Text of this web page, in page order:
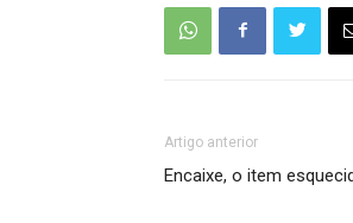
Artigo anterior
Encaixe, o item